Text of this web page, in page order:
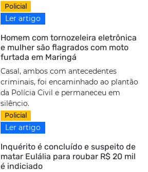
Policial
Ler artigo
Homem com tornozeleira eletrônica
e mulher são flagrados com moto
furtada em Maringá
Casal, ambos com antecedentes
criminais, foi encaminhado ao plantão
da Polícia Civil e permaneceu em
silêncio.
Policial
Ler artigo
Inquérito é concluído e suspeito de
matar Eulália para roubar R$ 20 mil
é indiciado